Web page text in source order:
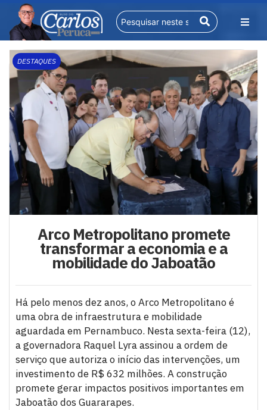
DESTAQUES
Arco Metropolitano promete
transformar a economia e a
mobilidade do Jaboatão
Há pelo menos dez anos, o Arco Metropolitano é
uma obra de infraestrutura e mobilidade
aguardada em Pernambuco. Nesta sexta-feira (12),
a governadora Raquel Lyra assinou a ordem de
serviço que autoriza o início das intervenções, um
investimento de R$ 632 milhões. A construção
promete gerar impactos positivos importantes em
Jaboatão dos Guararapes.